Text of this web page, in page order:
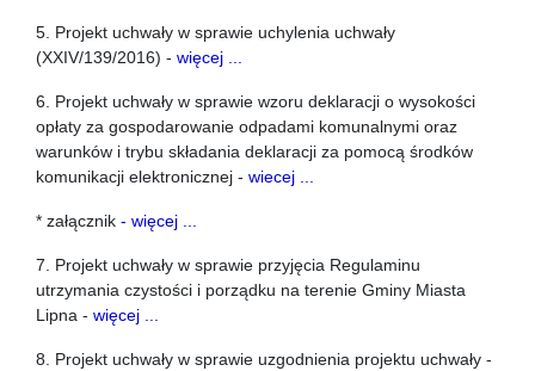
5. Projekt uchwały w sprawie uchylenia uchwały
(XXIV/139/2016) - więcej ...
6. Projekt uchwały w sprawie wzoru deklaracji o wysokości
opłaty za gospodarowanie odpadami komunalnymi oraz
warunków i trybu składania deklaracji za pomocą środków
komunikacji elektronicznej - wiecej ...
* załącznik - więcej ...
7. Projekt uchwały w sprawie przyjęcia Regulaminu
utrzymania czystości i porządku na terenie Gminy Miasta
Lipna - więcej ...
8. Projekt uchwały w sprawie uzgodnienia projektu uchwały -